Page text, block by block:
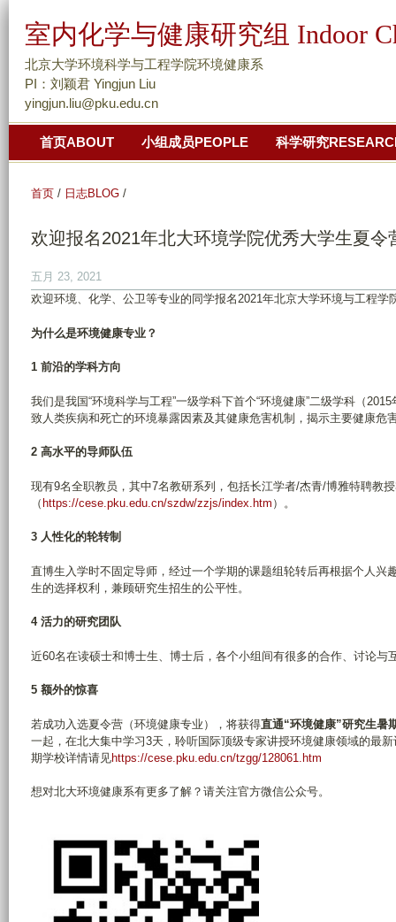
转
的
主
部
室内化学与健康研究组 Indoor
北京大学环境科学与工程学院环境健康系
PI：刘颖君 Yingjun Liu
yingjun.liu@pku.edu.cn
首页ABOUT 小组成员PEOPLE 科学研究
首页 / 日志BLOG /
欢迎报名2021年北大环境学院优秀大学生夏
五月 23, 2021
欢迎环境、化学、公卫等专业的同学报名2021年北京大学环境与工程
为什么是环境健康专业？
1 前沿的学科方向
我们是我国“环境科学与工程”一级学科下首个“环境健康”二级学科（
致人类疾病和死亡的环境暴露因素及其健康危害机制，揭示主要健康危
2 高水平的导师队伍
现有9名全职教员，其中7名教研系列，包括长江学者/杰青/博雅特聘教
（https://cese.pku.edu.cn/szdw/zzjs/index.htm ）。
3 人性化的轮转制
直博生入学时不固定导师，经过一个学期的课题组轮转后再根据个人兴
生的选择权利，兼顾研究生招生的公平性。
4 活力的研究团队
近60名在读硕士和博士生、博士后，各个小组间有很多的合作、讨论与
5 额外的惊喜
若成功入选夏令营（环境健康专业），将获得直通“环境健康”研究生暑
一起，在北大集中学习3天，聆听国际顶级专家讲授环境健康领域的最
期学校详情请见https://cese.pku.edu.cn/tzgg/128061.htm
想对北大环境健康系有更多了解？请关注官方微信公众号。